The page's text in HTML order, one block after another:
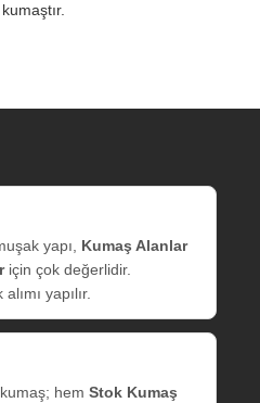
yapı, Kumaş Alanlar
için çok değerlidir.
yapılır.
hem Stok Kumaş